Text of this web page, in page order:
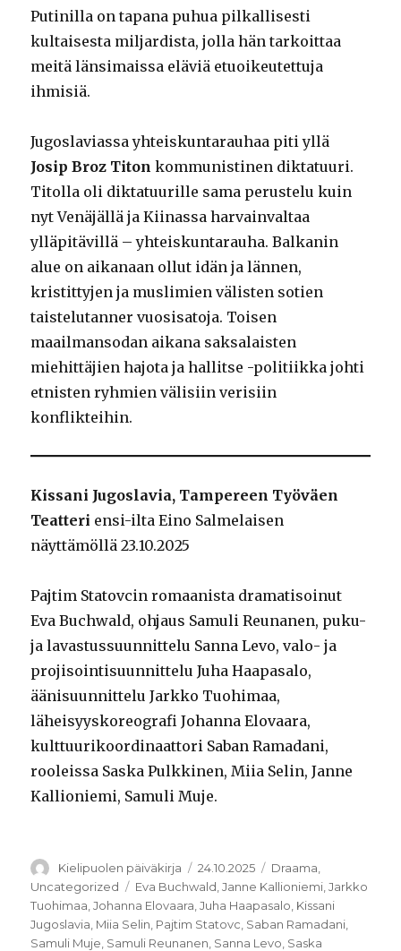
Putinilla on tapana puhua pilkallisesti
kultaisesta miljardista, jolla hän tarkoittaa
meitä länsimaissa eläviä etuoikeutettuja
ihmisiä.
Jugoslaviassa yhteiskuntarauhaa piti yllä
Josip Broz Titon kommunistinen diktatuuri.
Titolla oli diktatuurille sama perustelu kuin
nyt Venäjällä ja Kiinassa harvainvaltaa
ylläpitävillä – yhteiskuntarauha. Balkanin
alue on aikanaan ollut idän ja lännen,
kristittyjen ja muslimien välisten sotien
taistelutanner vuosisatoja. Toisen
maailmansodan aikana saksalaisten
miehittäjien hajota ja hallitse -politiikka johti
etnisten ryhmien välisiin verisiin
konflikteihin.
Kissani Jugoslavia, Tampereen Työväen
Teatteri ensi-ilta Eino Salmelaisen
näyttämöllä 23.10.2025
Pajtim Statovcin romaanista dramatisoinut
Eva Buchwald, ohjaus Samuli Reunanen, puku-
ja lavastussuunnittelu Sanna Levo, valo- ja
projisointisuunnittelu Juha Haapasalo,
äänisuunnittelu Jarkko Tuohimaa,
läheisyyskoreografi Johanna Elovaara,
kulttuurikoordinaattori Saban Ramadani,
rooleissa Saska Pulkkinen, Miia Selin, Janne
Kallioniemi, Samuli Muje.
Kirjoittaja
Kielipuolen päiväkirja Julkaistu
24.10.2025 Kategoriat
Draama
Uncategorized
Avainsanat
Eva Buchwald ,Janne Kallioniemi ,Jarkko
Tuohimaa ,Johanna Elovaara ,Juha Haapasalo Kissani
Jugoslavia Miia Selin Pajtim Statovc Saban Ramadani
Samuli Muje Samuli Reunanen Sanna Levo Saska